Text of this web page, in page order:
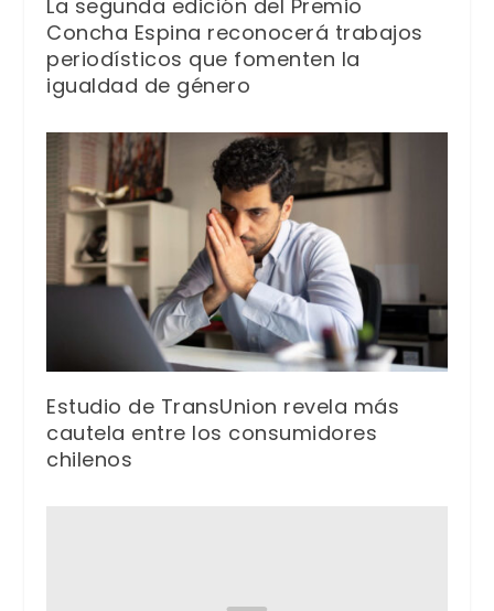
La segunda edición del Premio
Concha Espina reconocerá trabajos
periodísticos que fomenten la
igualdad de género
Estudio de TransUnion revela más
cautela entre los consumidores
chilenos